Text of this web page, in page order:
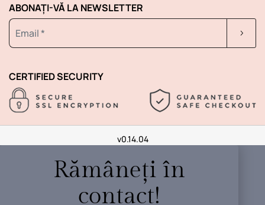
ABONAȚI-VĂ LA NEWSLETTER
CERTIFIED SECURITY
v0.14.04
Rămâneți în
contact!